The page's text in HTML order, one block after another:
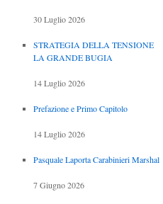
30 Luglio 2026
STRATEGIA DELLA TENSIONE
LA GRANDE BUGIA
14 Luglio 2026
Prefazione e Primo Capitolo
14 Luglio 2026
Pasquale Laporta Carabinieri Marshal
7 Giugno 2026